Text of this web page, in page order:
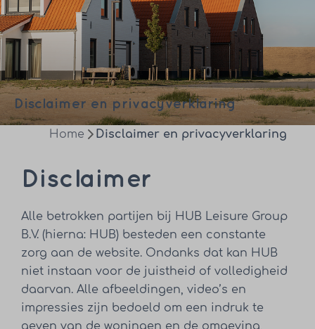
Disclaimer en privacyverklaring
Home Disclaimer en privacyverklaring
Disclaimer
Alle betrokken partijen bij HUB Leisure Group
B.V. (hierna: HUB) besteden een constante
zorg aan de website. Ondanks dat kan HUB
niet instaan voor de juistheid of volledigheid
daarvan. Alle afbeeldingen, video’s en
impressies zijn bedoeld om een indruk te
geven van de woningen en de omgeving,